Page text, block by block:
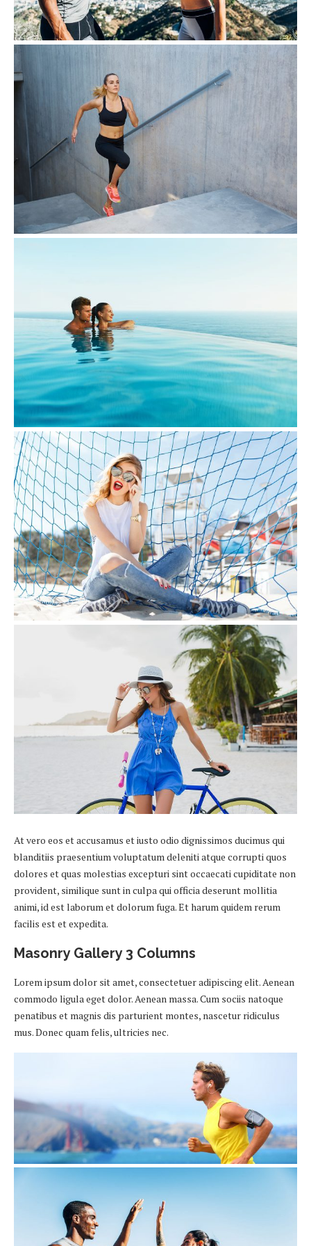
At vero eos et accusamus et iusto odio dignissimos ducimus qui
blanditiis praesentium voluptatum deleniti atque corrupti quos
dolores et quas molestias excepturi sint occaecati cupiditate non
provident, similique sunt in culpa qui officia deserunt mollitia
animi, id est laborum et dolorum fuga. Et harum quidem rerum
facilis est et expedita.
Masonry Gallery 3 Columns
Lorem ipsum dolor sit amet, consectetuer adipiscing elit. Aenean
commodo ligula eget dolor. Aenean massa. Cum sociis natoque
penatibus et magnis dis parturient montes, nascetur ridiculus
mus. Donec quam felis, ultricies nec.